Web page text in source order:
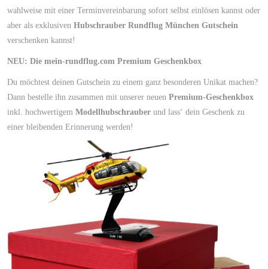
wahlweise mit einer Terminvereinbarung sofort selbst einlösen kannst oder
aber als exklusivenHubschrauber Rundflug München Gutschein
verschenken kannst!
NEU: Die mein-rundflug.com Premium Geschenkbox
Du möchtest deinen Gutschein zu einem ganz besonderen Unikat machen?
Dann bestelle ihn zusammen mit unserer neuenPremium-Geschenkbox
inkl. hochwertigemModellhubschrauberund lass‘ dein Geschenk zu
einer bleibenden Erinnerung werden!